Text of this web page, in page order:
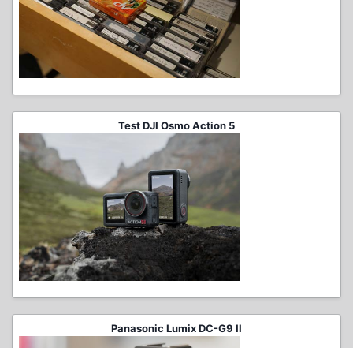
Test DJI Osmo Action 5
Panasonic Lumix DC-G9 II